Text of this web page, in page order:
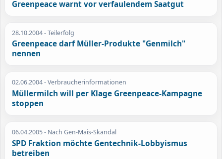
Greenpeace warnt vor verfaulendem Saatgut
28.10.2004- Teilerfolg
Greenpeace darf Müller-Produkte "Genmilch"
nennen
02.06.2004- Verbraucherinformationen
Müllermilch will per Klage Greenpeace-Kampagne
stoppen
06.04.2005- Nach Gen-Mais-Skandal
SPD Fraktion möchte Gentechnik-Lobbyismus
betreiben